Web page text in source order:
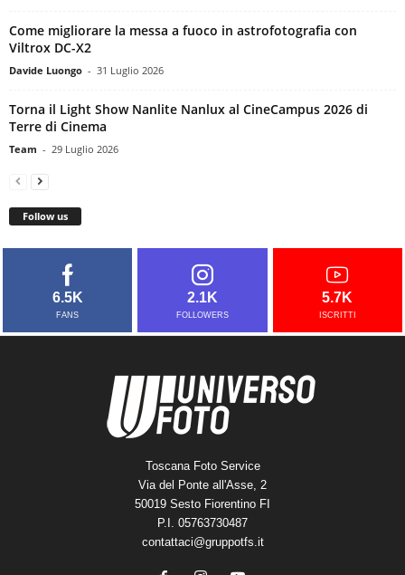
Come migliorare la messa a fuoco in astrofotografia con
Viltrox DC-X2
Davide Luongo - 31 Luglio 2026
Torna il Light Show Nanlite Nanlux al CineCampus 2026 di
Terre di Cinema
Team - 29 Luglio 2026
Follow us
6.5K
FANS
2.1K
FOLLOWERS
5.7K
ISCRITTI
Toscana Foto Service
Via del Ponte all'Asse, 2
50019 Sesto Fiorentino FI
P.I. 05763730487
contattaci@gruppotfs.it